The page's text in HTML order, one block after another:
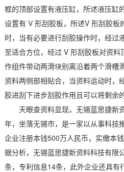
框的顶部设置有液压缸，所述液压缸
设置有 V 形刮胶板，所述V 形刮胶板
时，当有必要进行刮胶操作时，经过
至适合方位，经过 V 形刮胶板对资
作组件带动两滑块别离沿着两个滑槽
资料两侧部相贴合，当资料运动时，
胶进刮下进步刮胶作用且可以将剩余
天眼查资料显现，无锡蓝思捷新
年，坐落无锡市，是一家以从事科技
企业注册本钱500万人民币，实缴本
据分析，无锡蓝思捷新资料科技有限
条，专利信息14条，此外企业还具有